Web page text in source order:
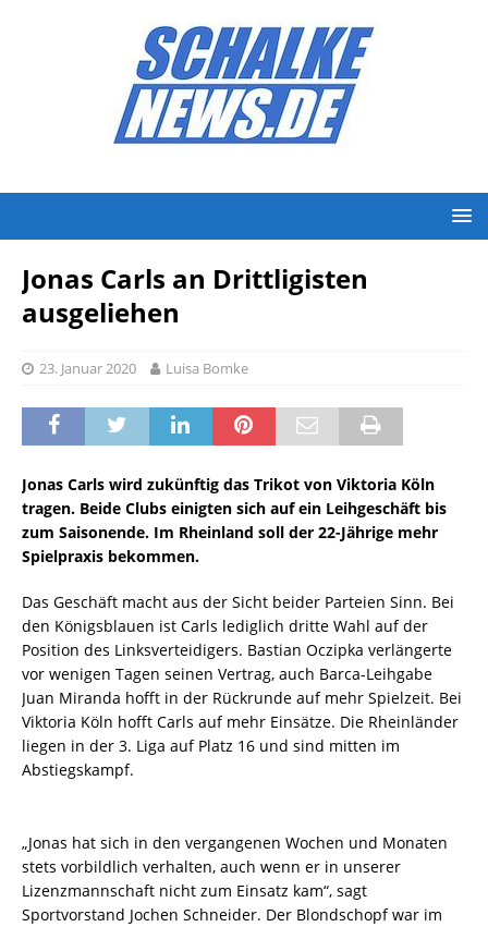
Jonas Carls an Drittligisten
ausgeliehen
23. Januar 2020 Luisa Bomke
Jonas Carls wird zukünftig das Trikot von Viktoria Köln
tragen. Beide Clubs einigten sich auf ein Leihgeschäft bis
zum Saisonende. Im Rheinland soll der 22-Jährige mehr
Spielpraxis bekommen.
Das Geschäft macht aus der Sicht beider Parteien Sinn. Bei
den Königsblauen ist Carls lediglich dritte Wahl auf der
Position des Linksverteidigers. Bastian Oczipka verlängerte
vor wenigen Tagen seinen Vertrag, auch Barca-Leihgabe
Juan Miranda hofft in der Rückrunde auf mehr Spielzeit. Bei
Viktoria Köln hofft Carls auf mehr Einsätze. Die Rheinländer
liegen in der 3. Liga auf Platz 16 und sind mitten im
Abstiegskampf.
„Jonas hat sich in den vergangenen Wochen und Monaten
stets vorbildlich verhalten, auch wenn er in unserer
Lizenzmannschaft nicht zum Einsatz kam“, sagt
Sportvorstand Jochen Schneider. Der Blondschopf war im